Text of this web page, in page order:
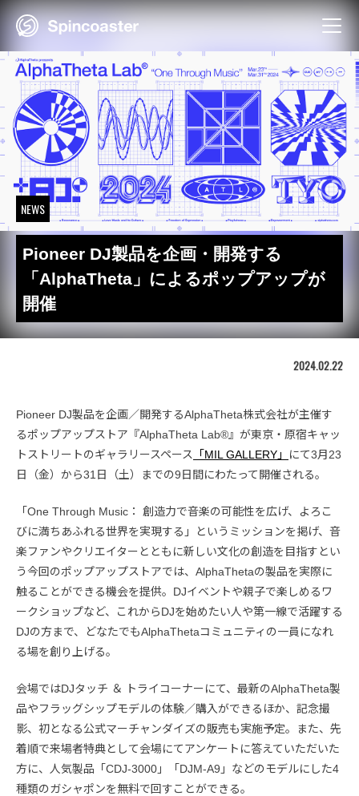
Skip
NEWS
Pioneer DJ製品を企画・開発する
「AlphaTheta」によるポップアップが
開催
2024.02.22
Pioneer DJ製品を企画／開発するAlphaTheta株式会社が主催す
るポップアップストア『AlphaTheta Lab®』が東京・原宿キャッ
トストリートのギャラリースペース
「MIL GALLERY」
にて3月23
日（金）から31日（土）までの9日間にわたって開催される。
「One Through Music： 創造力で音楽の可能性を広げ、よろこ
びに満ちあふれる世界を実現する」というミッションを掲げ、音
楽ファンやクリエイターとともに新しい文化の創造を目指すとい
う今回のポップアップストアでは、AlphaThetaの製品を実際に
触ることができる機会を提供。DJイベントや親子で楽しめるワ
ークショップなど、これからDJを始めたい人や第一線で活躍する
DJの方まで、どなたでもAlphaThetaコミュニティの一員になれ
る場を創り上げる。
会場ではDJタッチ ＆ トライコーナーにて、最新のAlphaTheta製
品やフラッグシップモデルの体験／購入ができるほか、記念撮
影、初となる公式マーチャンダイズの販売も実施予定。また、先
着順で来場者特典として会場にてアンケートに答えていただいた
方に、人気製品「CDJ-3000」「DJM-A9」などのモデルにした4
種類のガシャポンを無料で回すことができる。